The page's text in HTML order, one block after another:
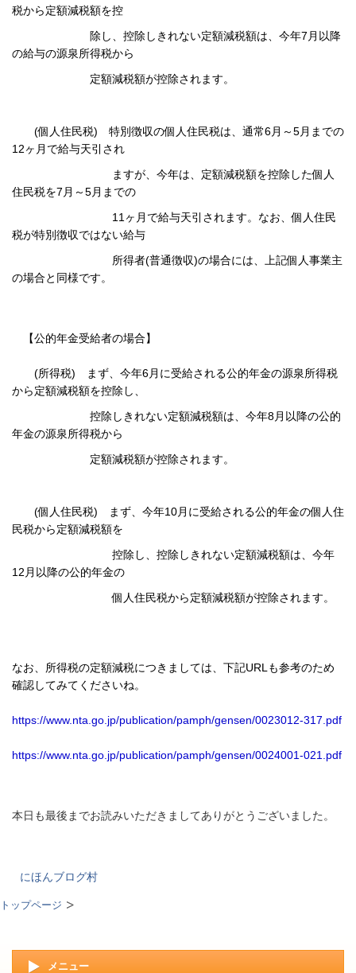
税から定額減税額を控
除し、控除しきれない定額減税額は、今年7月以降
の給与の源泉所得税から
定額減税額が控除されます。
(個人住民税) 特別徴収の個人住民税は、通常6月～5月までの
12ヶ月で給与天引され
ますが、今年は、 定額減税額を控除した個人
住民税を7月～5月までの
11ヶ月で給与天引されます。 なお、個人住民
税が特別徴収ではない給与
所得者(普通徴収)の場合には、上記個人事業主
の場合と 同様です。
【公的年金受給者の場合】
(所得税) まず、今年6月に受給される公的年金の源泉所得税
から定額減税額を控除し、
控除しきれない定額減税額は、今年8月以降の公的
年金の源泉所得税から
定額減税額が控除されます。
(個人住民税) まず、今年10月に受給される公的年金の個人住
民税から定額減税額を
控除し、控除しきれない定額減税額は、今年
12月以降の公的年金の
個人住民税から定額減税額が控除されます。
なお、所得税の定額減税につきましては、下記URLも参考のため
確認してみてくださいね。
https://www.nta.go.jp/publication/pamph/gensen/0023012-317.pdf
https://www.nta.go.jp/publication/pamph/gensen/0024001-021.pdf
本日も最後までお読みいただきましてありがとうございました。
にほんブログ村
トップページ
メニュー